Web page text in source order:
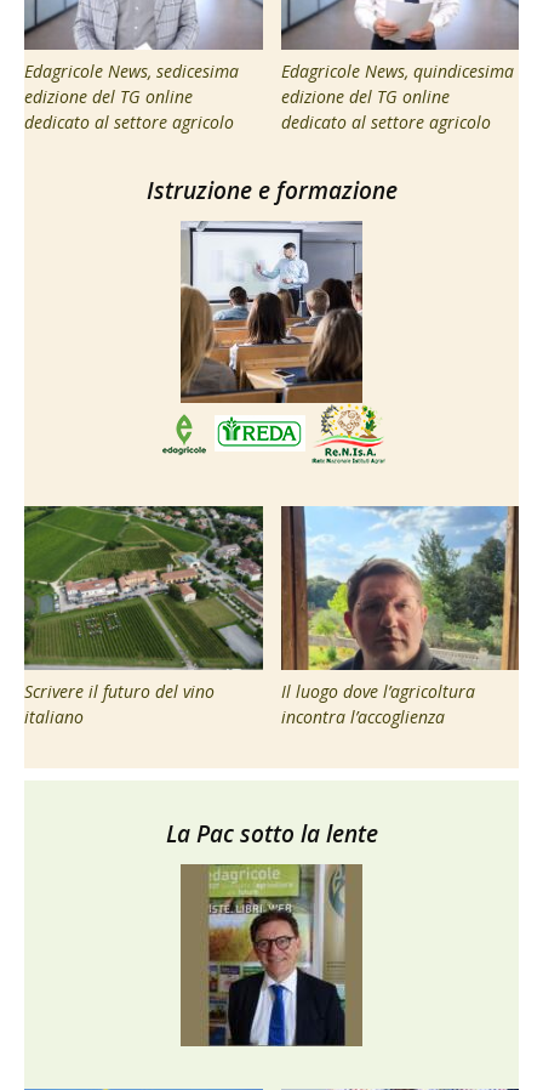
Edagricole News, sedicesima
edizione del TG online
dedicato al settore agricolo
Edagricole News, quindicesima
edizione del TG online
dedicato al settore agricolo
Istruzione e formazione
Scrivere il futuro del vino
italiano
Il luogo dove l’agricoltura
incontra l’accoglienza
La Pac sotto la lente